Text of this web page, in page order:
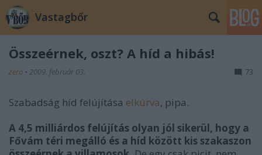
Vastagbőr
Összeérnek, oszt? A híd a hibás!
zero • 2009. február 03. 73
Szabadság híd felújítása elkúrva, pipa.
A 4,5 milliárdos felújítás olyan jól sikerül, hogy a
Fővám téri megálló és a híd között kis szakaszon